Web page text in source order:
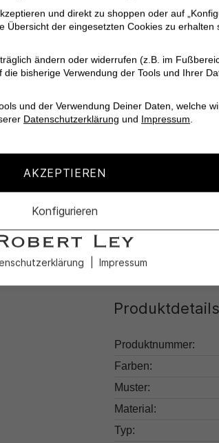
Formstabilität und
Bi-elastische
Schmeichelnde
Leichter Glanz für
Ideal für jede
Verwöhne dich
Produktdetails
Produktnummer:
Farben:
Muster:
Material:
Typ:
und direkt zu shoppen oder auf
Übersicht der eingesetzten Cookies zu erhalten
ändern oder widerrufen (z.B. im
bisherige Verwendung der Tools und Ihrer
und der Verwendung Deiner Daten, welche
Datenschutzerklärung und Impressum.
AKZEPTIEREN
Konfigurieren
Impressum